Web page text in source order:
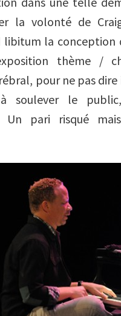
la volonté de
libitum la conception
thème /
pour ne pas
soulever le
Un pari risqué